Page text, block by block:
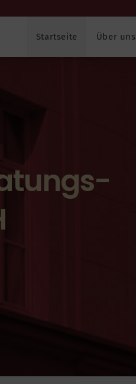
Startseite Über uns